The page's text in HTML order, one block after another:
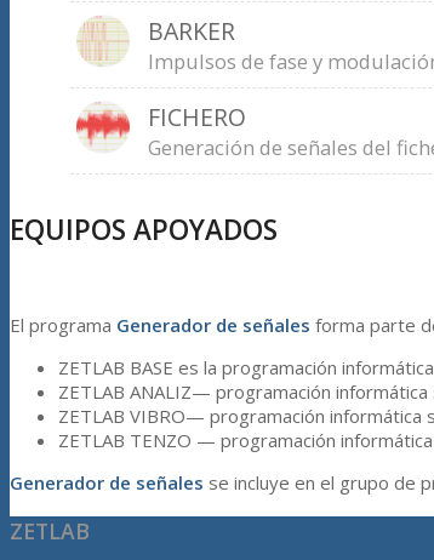
BARKER
Impulsos de fase y
FICHERO
Generación de señales del
EQUIPOS APOYADOS
El programa Generador de señales forma parte
ZETLAB BASE es la programación
ZETLAB ANALIZ— programación informática
ZETLAB VIBRO— programación
ZETLAB TENZO — programación
Generador de señales se incluye en el grupo de
ZETLAB